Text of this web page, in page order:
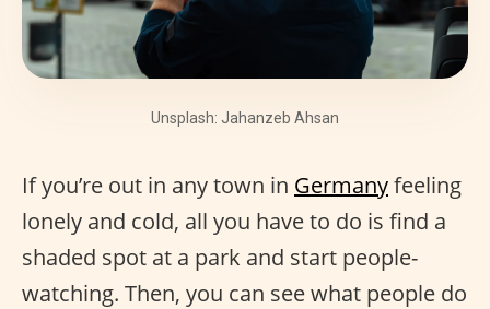
Unsplash: Jahanzeb Ahsan
If you’re out in any town in Germanyfeeling
lonely and cold, all you have to do is find a
shaded spot at a park and start people-
watching. Then, you can see what people do